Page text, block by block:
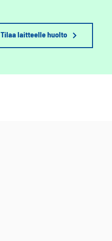
Tilaa laitteelle huolto